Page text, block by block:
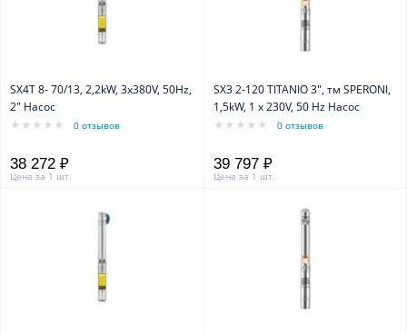
SX4T 8- 70/13, 2,2kW, 3x380V, 50Hz,
2" Насос
0 отзывов
38 272 ₽
Цена за 1 шт.
SX3 2-120 TITANIO 3", тм SPERONI,
1,5kW, 1 х 230V, 50 Hz Насос
0 отзывов
39 797 ₽
Цена за 1 шт.